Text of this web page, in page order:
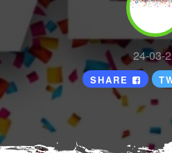
24-03-
SHARE